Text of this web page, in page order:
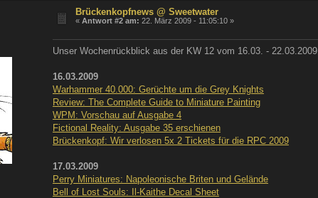
Brückenkopfnews @ Sweetwater
«Antwort #2 am: 22. März 2009 - 11:05:10 »
Unser Wochenrückblick aus der KW 12 vom 16.03. - 22.03.2009.
16.03.2009
Warhammer 40.000: Gerüchte um die Grey Knights
Review: The Complete Guide to Miniature Painting
WPM: Vorschau auf Ausgabe 4
Fictional Reality: Ausgabe 35 erschienen
Brückenkopf: Wir verlosen 5x 2 Tickets für die RPC 2009
17.03.2009
Perry Miniatures: Napoleonische Briten und Gelände
Bell of Lost Souls: Il-Kaithe Decal Sheet